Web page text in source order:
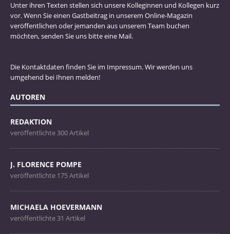
Unter ihren Texten stellen sich unsere Kolleginnen und Kollegen kurz
vor. Wenn Sie einen Gastbeitrag in unserem Online-Magazin
veröffentlichen oder jemanden aus unserem Team buchen
möchten, senden Sie uns bitte eine Mail.
Die Kontaktdaten finden Sie im Impressum. Wir werden uns
umgehend bei Ihnen melden!
AUTOREN
REDAKTION
veröffentlichte 300 Artikel
J. FLORENCE POMPE
veröffentlichte 175 Artikel
MICHAELA HOEVERMANN
veröffentlichte 31 Artikel